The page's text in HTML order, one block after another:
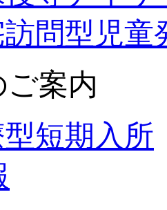
訪問型児童
案内
型短期入所